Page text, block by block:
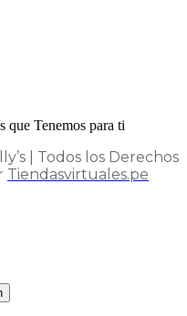
que Tenemos para ti
| Todos los Derechos
Tiendasvirtuales.pe